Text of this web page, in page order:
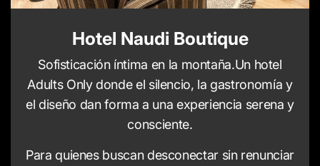
Hotel Naudi Boutique
Sofisticación íntima en la montaña.Un hotel
Adults Only donde el silencio, la gastronomía y
el diseño dan forma a una experiencia serena y
consciente.
Para quienes buscan desconectar sin renunciar